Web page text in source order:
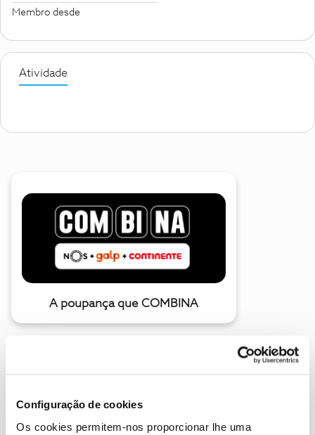
Configuração de cookies
Os cookies permitem-nos proporcionar lhe uma
Membro desde
Atividade
A poupança que COMBINA